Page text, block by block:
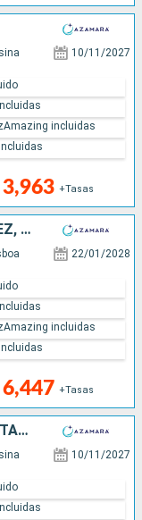
10/11/2027
3,963 +Tasas
incluidas
PORTUGAL, ESPAÑA, ALGERIA, TÚNEZ, MALTA, ITALIA, TURQUÍA, GRECIA
22/01/2028
6,447 +Tasas
incluidas
CHIPRE, TURQUÍA, GRECIA, EGIPTO, ITALIA
10/11/2027